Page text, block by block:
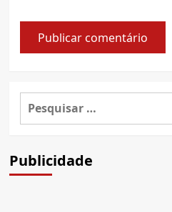
Pesquisar
Publicidade